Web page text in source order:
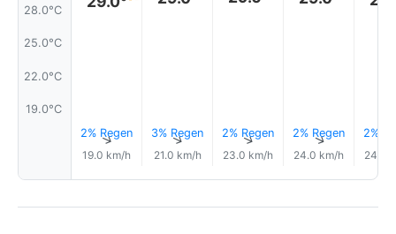
28.0°C
25.0°C
22.0°C
19.0°C
2% Regen
↑
19.0 km/h
3% Regen
↑
21.0 km/h
2% Regen
↑
23.0 km/h
2% Regen
↑
24.0 km/h
2%
24.0